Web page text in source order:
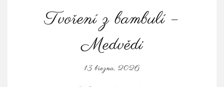
Tvoření z bambulí –
Medvědi
13 března, 2026